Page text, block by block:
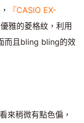
『CASIO EX-
雅的菱格紋，利用
而且bling bling的效
來稍微有點色偏，